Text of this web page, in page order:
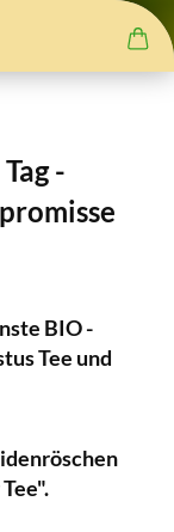
-
BIO -
Tee und